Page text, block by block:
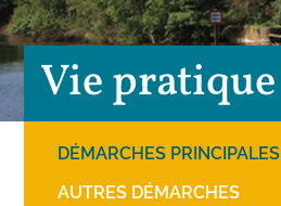
Vie pratique
DÉMARCHES PRINCIPALES
AUTRES DÉMARCHES